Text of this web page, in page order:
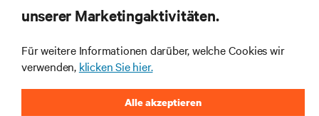
UNTERNEHMEN
BLEIBEN SIE MIT UNS IN KONTAKT
unserer Marketingaktivitäten.
Für weitere Informationen darüber, welche Cookies wir
verwenden, klicken Sie hier.
Alle akzeptieren